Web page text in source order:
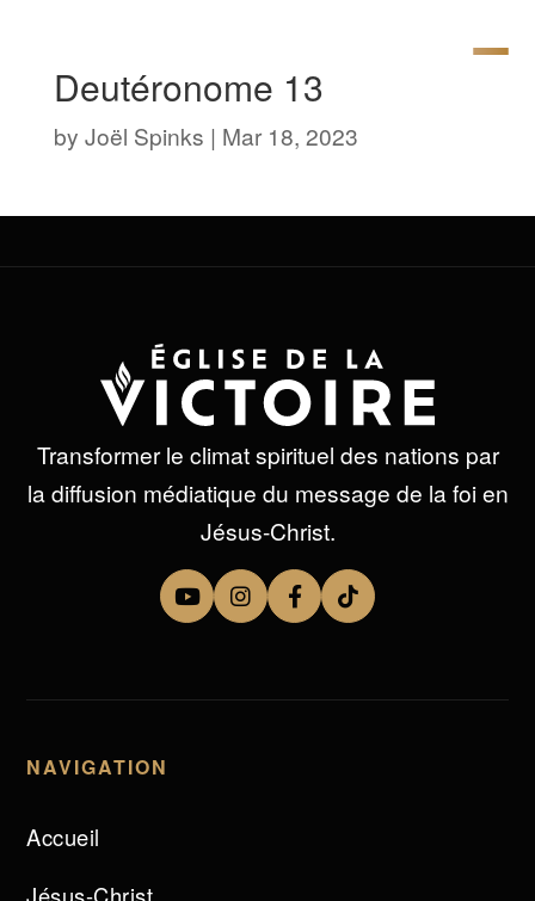
Deutéronome 13
by Joël Spinks | Mar 18, 2023
Transformer le climat spirituel des nations par
la diffusion médiatique du message de la foi en
Jésus-Christ.
NAVIGATION
Accueil